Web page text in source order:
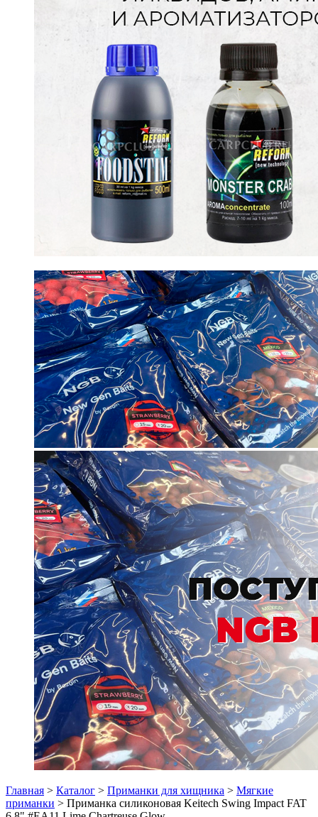
Главная > Каталог > Приманки для хищника > Мягкие
приманки > Приманка силиконовая Keitech Swing Impact FAT